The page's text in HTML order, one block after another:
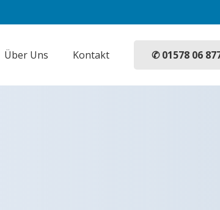
Über Uns Kontakt ✆ 01578 06